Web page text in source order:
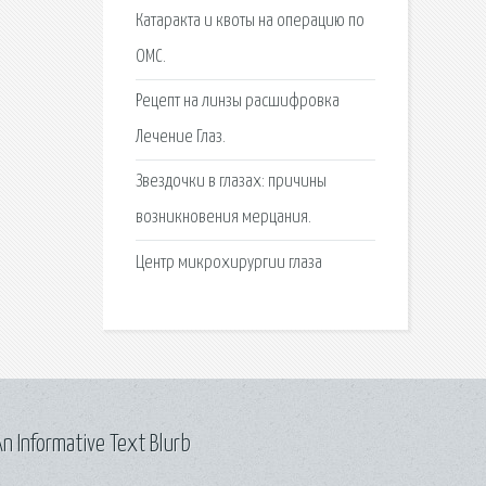
Катаракта и квоты на операцию по
ОМС.
Рецепт на линзы расшифровка
Лечение Глаз.
Звездочки в глазах: причины
возникновения мерцания.
Центр микрохирургии глаза
Informative Text Blurb